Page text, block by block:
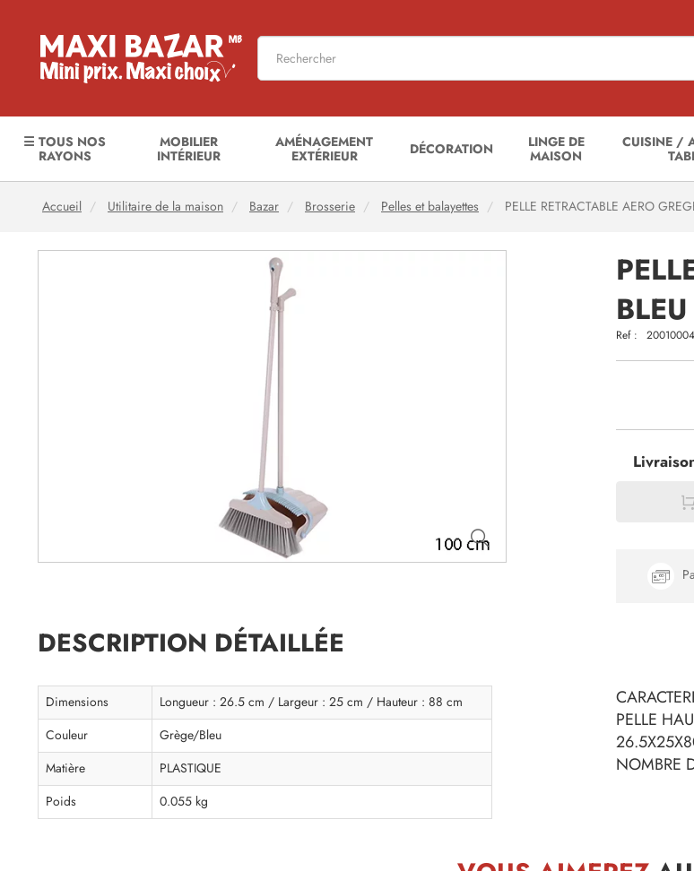
☰ TOUS NOS
RAYONS
MOBILIER
INTÉRIEUR
AMÉNAGEMENT
EXTÉRIEUR
DÉCORATION
LINGE DE
MAISON
CUISINE /
Accueil Utilitaire de la maison Bazar Brosserie Pelles et balayettes PELLE RETRACTABLE AERO
BLEU
Ref :
DESCRIPTION DÉTAILLÉE
Dimensions
Longueur : 26.5 cm / Largeur : 25 cm / Hauteur : 88 cm
Couleur
Grège/Bleu
Matière
PLASTIQUE
Poids
0.055 kg
PELLE
NOMBRE